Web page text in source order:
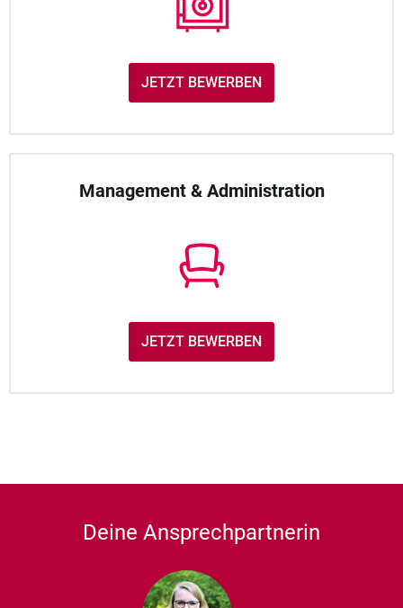
JETZT BEWERBEN
Management & Administration
JETZT BEWERBEN
Deine Ansprechpartnerin